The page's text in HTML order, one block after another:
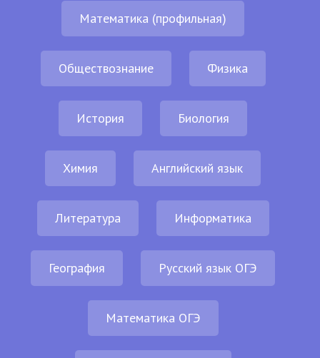
Математика (профильная)
Обществознание Физика
История Биология
Химия Английский язык
Литература Информатика
География Русский язык ОГЭ
Математика ОГЭ